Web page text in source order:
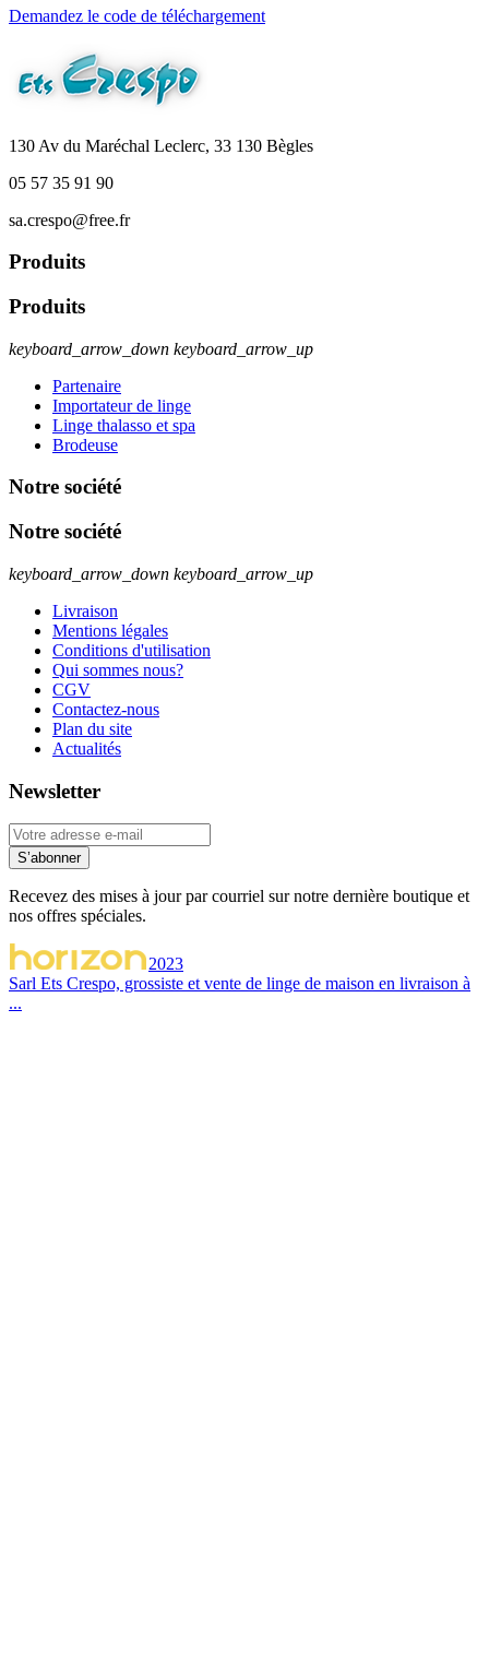
Demandez le code de téléchargement
130 Av du Maréchal Leclerc, 33 130 Bègles
05 57 35 91 90
sa.crespo@free.fr
Produits
Produits
keyboard_arrow_down keyboard_arrow_up
Partenaire
Importateur de linge
Linge thalasso et spa
Brodeuse
Notre société
Notre société
keyboard_arrow_down keyboard_arrow_up
Livraison
Mentions légales
Conditions d'utilisation
Qui sommes nous?
CGV
Contactez-nous
Plan du site
Actualités
Newsletter
S’abonner
Recevez des mises à jour par courriel sur notre dernière boutique et
nos offres spéciales.
2023
Sarl Ets Crespo, grossiste et vente de linge de maison en livraison à
...